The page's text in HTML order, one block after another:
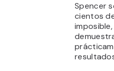
Spencer
cientos